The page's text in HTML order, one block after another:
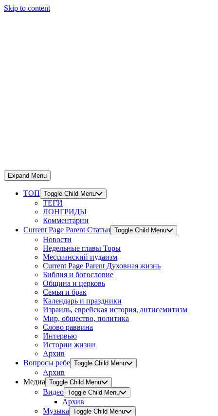
Skip to content
Expand Menu
ТОП Toggle Child Menu
ТЕГИ
ЛОНГРИДЫ
Комментарии
Current Page Parent Статьи Toggle Child Menu
Новости
Недельные главы Торы
Мессианский иудаизм
Current Page Parent Духовная жизнь
Библия и богословие
Община и церковь
Семья и брак
Календарь и праздники
Израиль, еврейская история, антисемитизм
Мир, общество, политика
Слово раввина
Интервью
Истории жизни
Архив
Вопросы ребе Toggle Child Menu
Архив
Медиа Toggle Child Menu
Видео Toggle Child Menu
Архив
Музыка Toggle Child Menu